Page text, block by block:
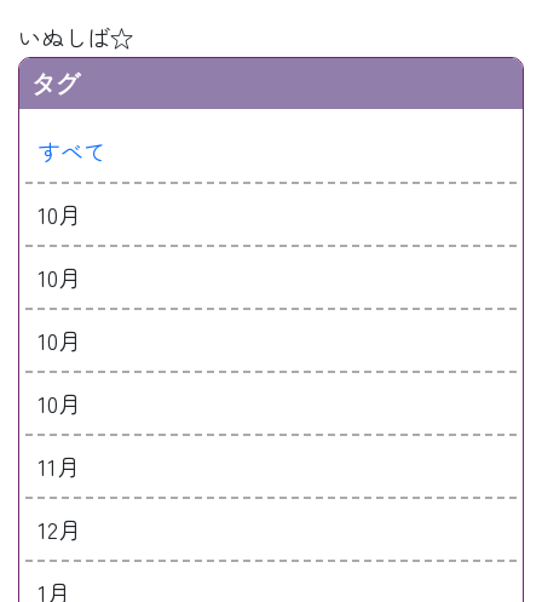
いぬしば☆
タグ
すべて
10月
10月
10月
10月
11月
12月
1月